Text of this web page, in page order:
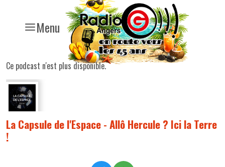
Menu
Ce podcast n'est plus disponible.
La Capsule de l'Espace - Allô Hercule ? Ici la Terre
!